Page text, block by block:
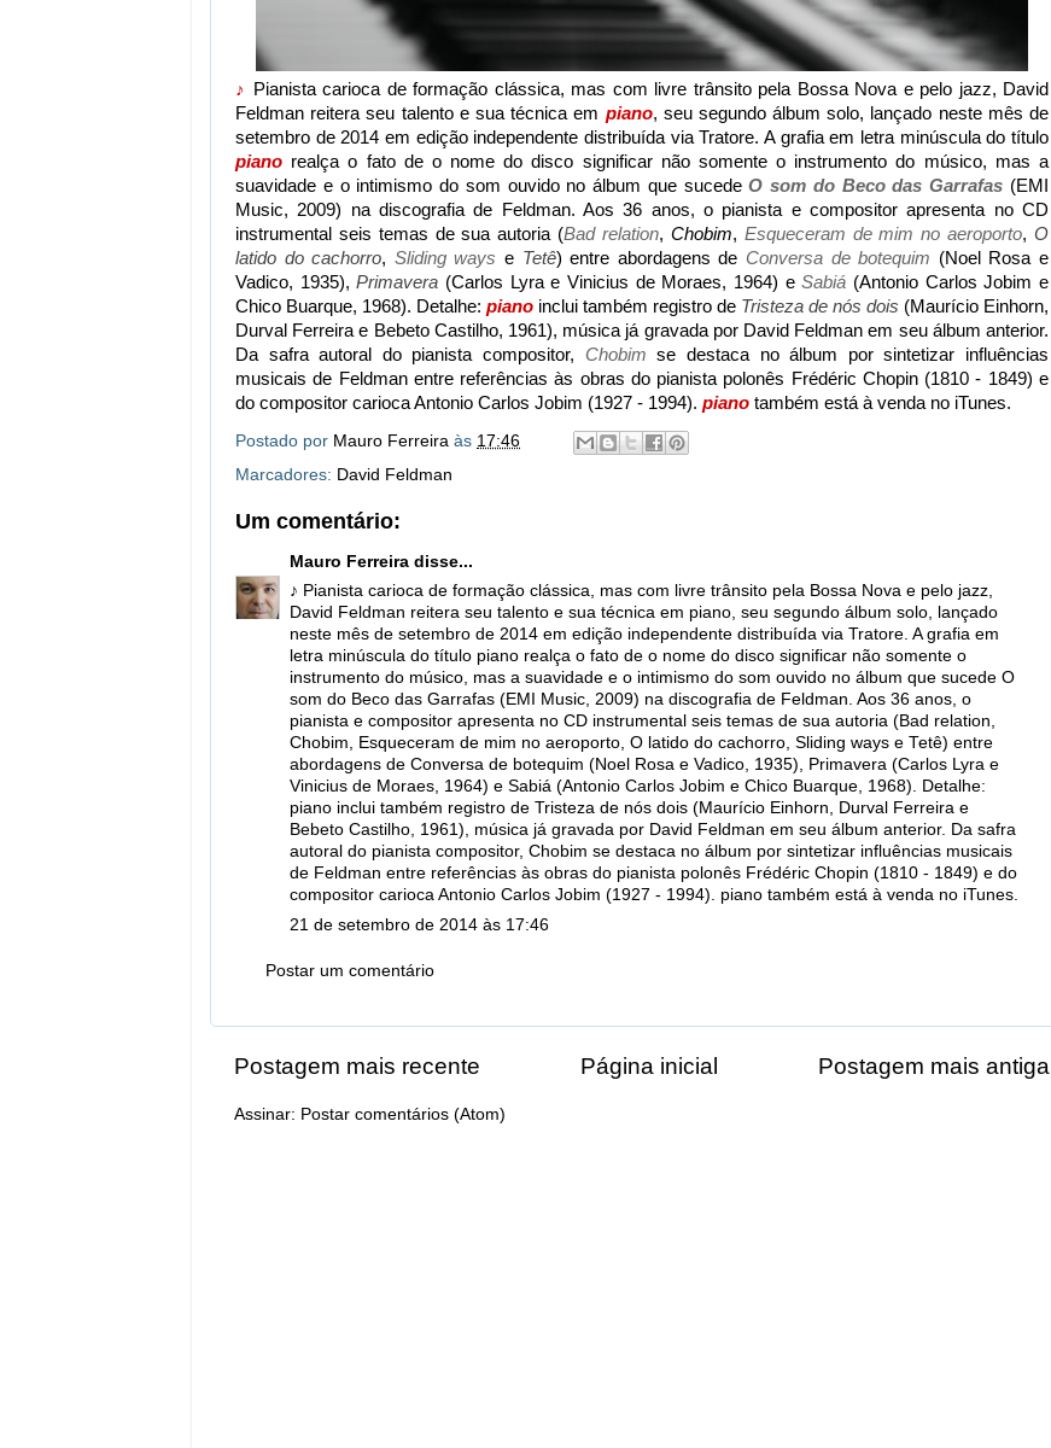
♪
Pianista carioca de formação clássica, mas com livre trânsito pela Bossa Nova e pelo jazz, David
Feldman reitera seu talento e sua técnica em piano, seu segundo álbum solo, lançado neste mês de
setembro de 2014 em edição independente distribuída via Tratore. A grafia em letra minúscula do título
piano realça o fato de o nome do disco significar não somente o instrumento do músico, mas a
suavidade e o intimismo do som ouvido no álbum que sucedeO som do Beco das Garrafas (EMI
Music, 2009) na discografia de Feldman. Aos 36 anos, o pianista e compositor apresenta no CD
instrumental seis temas de sua autoria (Bad relation, Chobim, Esqueceram de mim no aeroporto,O
latido do cachorro, Sliding ways e Tetê) entre abordagens de Conversa de botequim (Noel Rosa e
Vadico, 1935),Primavera (Carlos Lyra e Vinicius de Moraes, 1964) eSabiá (Antonio Carlos Jobim e
Chico Buarque, 1968). Detalhe: piano inclui também registro de Tristeza de nós dois (Maurício Einhorn,
Durval Ferreira e Bebeto Castilho, 1961), música já gravada por David Feldman em seu álbum anterior.
Da safra autoral do pianista compositor, Chobim se destaca no álbum por sintetizar influências
musicais de Feldman entre referências às obras do pianista polonês Frédéric Chopin (1810 - 1849) e
do compositor carioca Antonio Carlos Jobim (1927 - 1994). piano também está à venda no iTunes.
Postado por Mauro Ferreira às 17:46
Marcadores: David Feldman
Um comentário:
Mauro Ferreira disse...
♪ Pianista carioca de formação clássica, mas com livre trânsito pela Bossa Nova e pelo jazz,
David Feldman reitera seu talento e sua técnica em piano, seu segundo álbum solo, lançado
neste mês de setembro de 2014 em edição independente distribuída via Tratore. A grafia em
letra minúscula do título piano realça o fato de o nome do disco significar não somente o
instrumento do músico, mas a suavidade e o intimismo do som ouvido no álbum que sucede O
som do Beco das Garrafas (EMI Music, 2009) na discografia de Feldman. Aos 36 anos, o
pianista e compositor apresenta no CD instrumental seis temas de sua autoria (Bad relation,
Chobim, Esqueceram de mim no aeroporto, O latido do cachorro, Sliding ways e Tetê) entre
abordagens de Conversa de botequim (Noel Rosa e Vadico, 1935), Primavera (Carlos Lyra e
Vinicius de Moraes, 1964) e Sabiá (Antonio Carlos Jobim e Chico Buarque, 1968). Detalhe:
piano inclui também registro de Tristeza de nós dois (Maurício Einhorn, Durval Ferreira e
Bebeto Castilho, 1961), música já gravada por David Feldman em seu álbum anterior. Da safra
autoral do pianista compositor, Chobim se destaca no álbum por sintetizar influências musicais
de Feldman entre referências às obras do pianista polonês Frédéric Chopin (1810 - 1849) e do
compositor carioca Antonio Carlos Jobim (1927 - 1994). piano também está à venda no iTunes.
21 de setembro de 2014 às 17:46
Postar um comentário
Postagem mais recente Postagem mais antiga
Página inicial
Assinar: Postar comentários (Atom)